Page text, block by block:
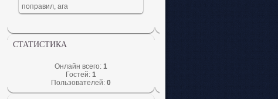
поправил, ага
СТАТИСТИКА
Онлайн всего: 1
Гостей: 1
Пользователей: 0